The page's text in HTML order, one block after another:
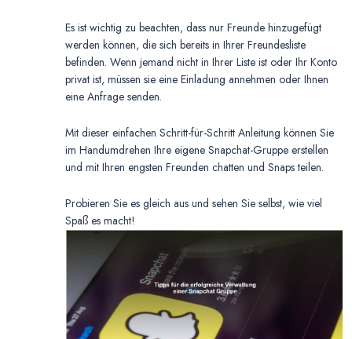
Es ist wichtig zu beachten, dass nur Freunde hinzugefügt
werden können, die sich bereits in Ihrer Freundesliste
befinden. Wenn jemand nicht in Ihrer Liste ist oder Ihr Konto
privat ist, müssen sie eine Einladung annehmen oder Ihnen
eine Anfrage senden.
Mit dieser einfachen Schritt-für-Schritt Anleitung können Sie
im Handumdrehen Ihre eigene Snapchat-Gruppe erstellen
und mit Ihren engsten Freunden chatten und Snaps teilen.
Probieren Sie es gleich aus und sehen Sie selbst, wie viel
Spaß es macht!